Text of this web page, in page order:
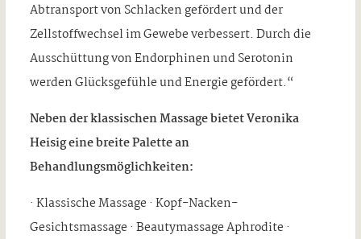
Abtransport von Schlacken gefördert und der
Zellstoffwechsel im Gewebe verbessert. Durch die
Ausschüttung von Endorphinen und Serotonin
werden Glücksgefühle und Energie gefördert.“
Neben der klassischen Massage bietet Veronika
Heisig eine breite Palette an
Behandlungsmöglichkeiten:
· Klassische Massage · Kopf-Nacken-
Gesichtsmassage · Beautymassage Aphrodite ·